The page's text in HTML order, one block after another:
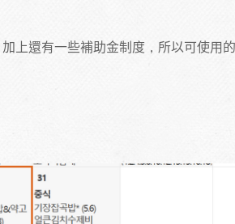
上還有一些補助金制度，所以可使用